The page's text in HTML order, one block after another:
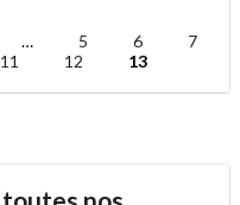
… 5 6
7
11 12 13